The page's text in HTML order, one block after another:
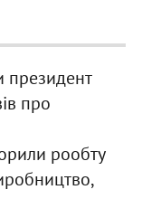
президент
про
рообту